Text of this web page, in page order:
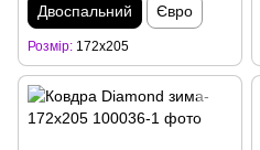
Двоспальний Євро
Розмір 172x205